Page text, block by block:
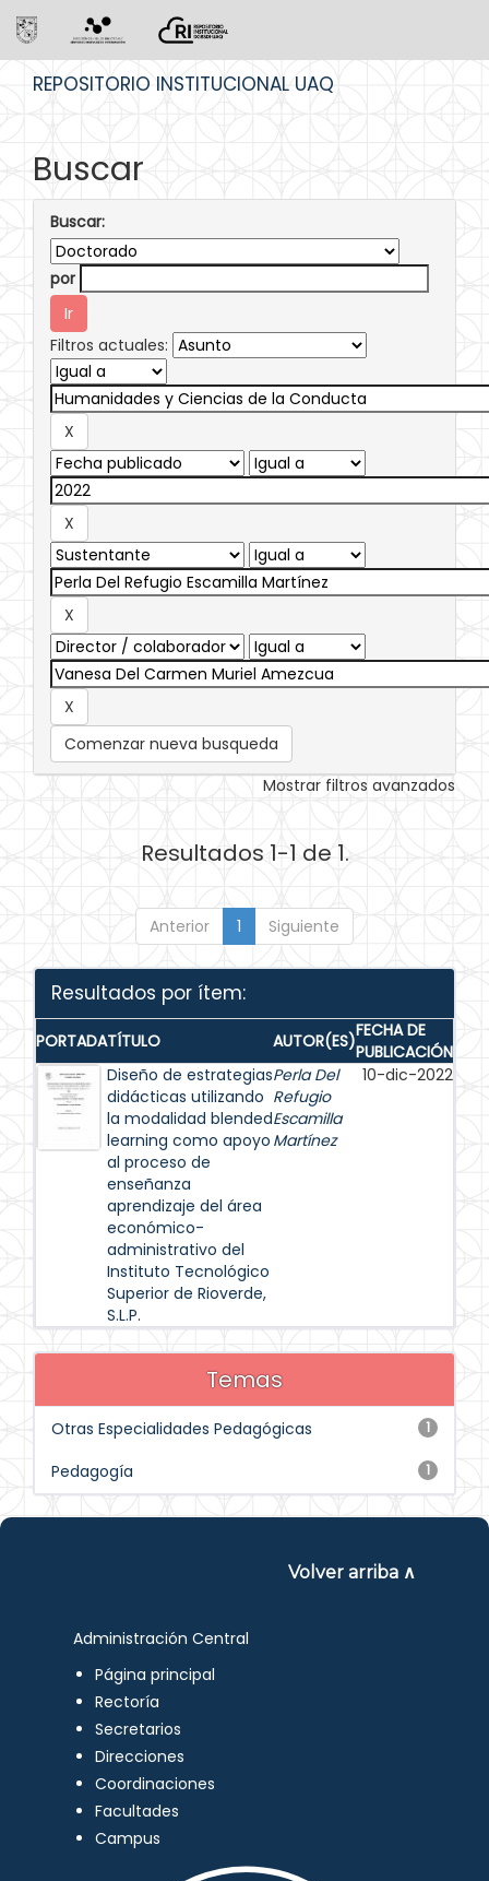
REPOSITORIO INSTITUCIONAL UAQ
Buscar
Buscar:
por
Filtros actuales:
Comenzar nueva busqueda
Mostrar filtros avanzados
Resultados 1-1 de 1.
Anterior 1 Siguiente
Resultados por ítem:
PORTADATÍTULO AUTOR(ES)FECHA DE
PUBLICACIÓN
Diseño de estrategias
didácticas utilizando
la modalidad blended
learning como apoyo
al proceso de
enseñanza
aprendizaje del área
económico-
administrativo del
Instituto Tecnológico
Superior de Rioverde,
S.L.P.
Perla Del
Refugio
Escamilla
Martínez
10-dic-2022
Temas
1
Otras Especialidades Pedagógicas
1
Pedagogía
Volver arriba ∧
Administración Central
Página principal
Rectoría
Secretarios
Direcciones
Coordinaciones
Facultades
Campus